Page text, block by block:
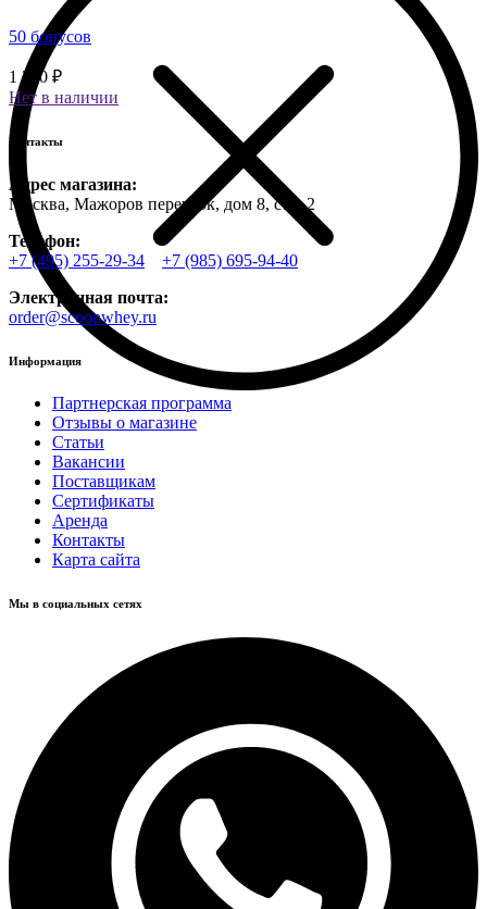
50 бонусов
1 250 ₽
Нет в наличии
Контакты
Адрес магазина:
Москва, Мажоров переулок, дом 8, стр. 2
Телефон:
+7 (495) 255-29-34
+7 (985) 695-94-40
Электронная почта:
order@scoopwhey.ru
Информация
Партнерская программа
Отзывы о магазине
Статьи
Вакансии
Поставщикам
Сертификаты
Аренда
Контакты
Карта сайта
Мы в социальных сетях